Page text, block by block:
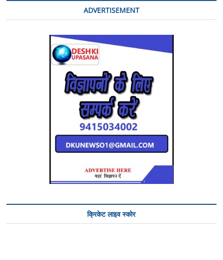
ADVERTISEMENT
क्रिकेट लाइव स्कोर